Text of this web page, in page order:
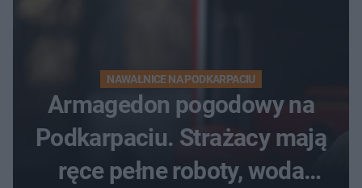
NAWAŁNICE NA PODKARPACIU
Armagedon pogodowy na
Podkarpaciu. Strażacy mają
ręce pełne roboty, woda